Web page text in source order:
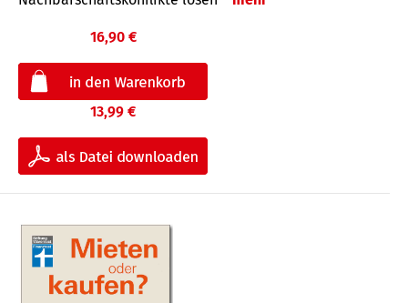
16,90 €
13,99 €